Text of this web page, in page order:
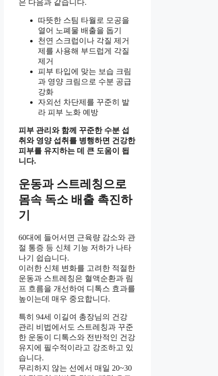
은 다음과 같습니다.
따뜻한 스팀 타월로 모공을
열어 노폐물 배출을 돕기
천연 스크럽이나 각질 제거
제를 사용해 부드럽게 각질
제거
피부 타입에 맞는 보습 크림
과 영양 크림으로 수분 공급
강화
자외선 차단제를 꾸준히 발
라 피부 노화 예방
피부 관리와 함께 꾸준한 수분 섭
취와 영양 섭취를 병행하면 건강한
피부를 유지하는 데 큰 도움이 됩
니다.
운동과 스트레칭으로
몸속 독소 배출 촉진하
기
60대에 들어서면 근육량 감소와 관
절 통증 등 신체 기능 저하가 나타
나기 쉽습니다.
이러한 신체 변화를 고려한 적절한
운동과 스트레칭은 혈액순환과 림
프 흐름을 개선하여 디톡스 효과를
높이는데 매우 중요합니다.
특히 94세 이길여 총장님의 건강
관리 비법에서도 스트레칭과 꾸준
한 운동이 디톡스와 전반적인 건강
유지에 필수적이라고 강조하고 있
습니다.
무리하지 않는 선에서 매일 20~30